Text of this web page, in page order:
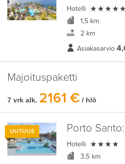
Hotelli 
1,5 km
2 km
Asiakasarvio
Majoituspaketti
7 vrk alk. 2161 € / hlö
UUTUUS Porto Santo:
Hotelli 
3,5 km